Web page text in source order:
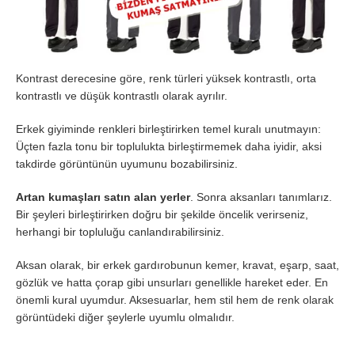
Kontrast derecesine göre, renk türleri yüksek kontrastlı, orta
kontrastlı ve düşük kontrastlı olarak ayrılır.
Erkek giyiminde renkleri birleştirirken temel kuralı unutmayın:
Üçten fazla tonu bir toplulukta birleştirmemek daha iyidir, aksi
takdirde görüntünün uyumunu bozabilirsiniz.
Artan kumaşları satın alan yerler. Sonra aksanları tanımlarız.
Bir şeyleri birleştirirken doğru bir şekilde öncelik verirseniz,
herhangi bir topluluğu canlandırabilirsiniz.
Aksan olarak, bir erkek gardırobunun kemer, kravat, eşarp, saat,
gözlük ve hatta çorap gibi unsurları genellikle hareket eder. En
önemli kural uyumdur. Aksesuarlar, hem stil hem de renk olarak
görüntüdeki diğer şeylerle uyumlu olmalıdır.